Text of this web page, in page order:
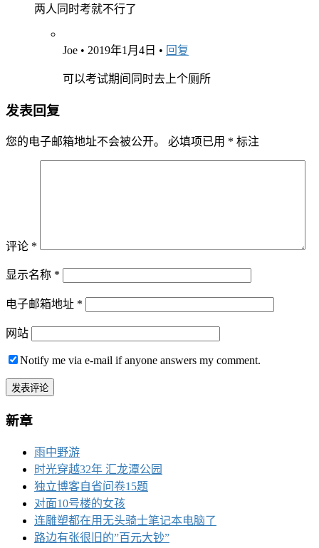
两人同时考就不行了
Joe • 2019年1月4日 • 回复
可以考试期间同时去上个厕所
发表回复
您的电子邮箱地址不会被公开。 必填项已用 * 标注
评论 *
显示名称 *
电子邮箱地址 *
网站
Notify me via e-mail if anyone answers my comment.
新章
雨中野游
时光穿越32年 汇龙潭公园
独立博客自省问卷15题
对面10号楼的女孩
连雕塑都在用无头骑士笔记本电脑了
路边有张很旧的”百元大钞”